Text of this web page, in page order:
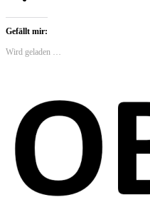
Gefällt mir:
Wird geladen …